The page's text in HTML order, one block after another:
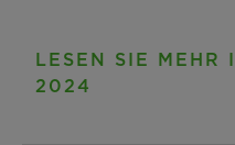
LESEN SIE MEHR
2024